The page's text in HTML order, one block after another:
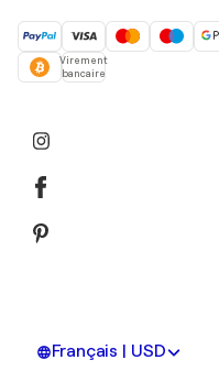
Virement
bancaire
Français | USD